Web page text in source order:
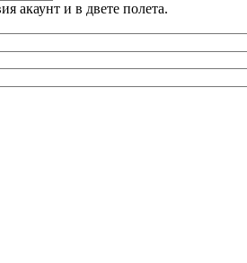
акаунт и в двете полета.